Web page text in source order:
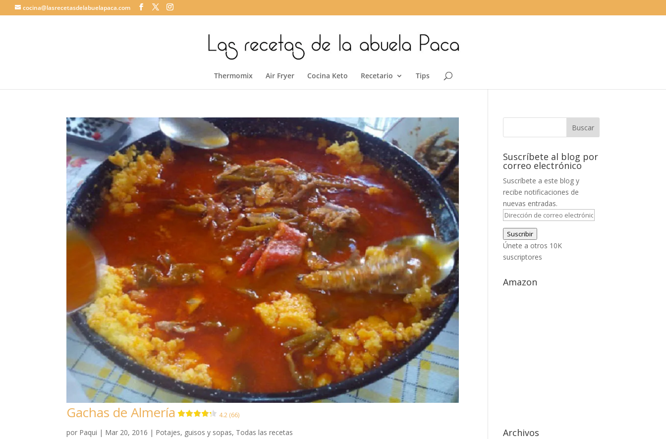
cocina@lasrecetasdelabuelapaca.com
Thermomix Air Fryer Cocina Keto Recetario Tips
Gachas de Almería 4.2 (66)
por Paqui | Mar 20, 2016 | Potajes, guisos y sopas, Todas las recetas
Suscríbete al blog por
correo electrónico
Suscríbete a este blog y
recibe notificaciones de
nuevas entradas.
Dirección
de
correo
electrónico
Suscribir
Únete a otros 10K
suscriptores
Amazon
Archivos